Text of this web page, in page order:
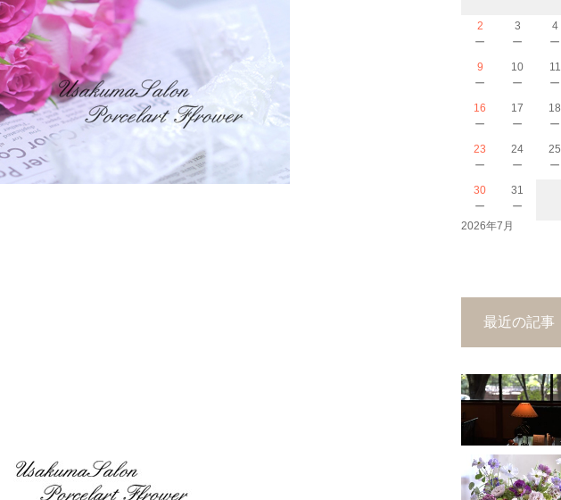
2
－
3
－
4
－
9
－
10
－
11
－
16
－
17
－
18
－
23
－
24
－
25
－
30
－
31
－
2026年7月
最近の記事